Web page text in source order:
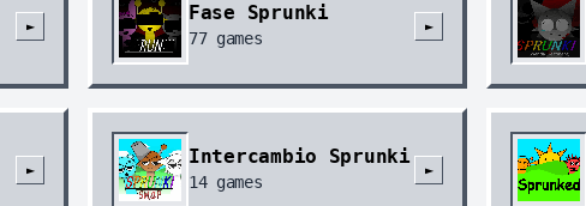
►
Fase Sprunki
77games
►
►
Intercambio Sprunki
14games
►